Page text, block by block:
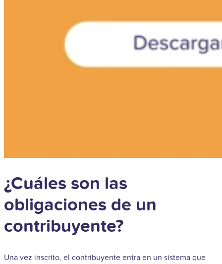
¿Cuáles son las
obligaciones de un
contribuyente?
Una vez inscrito, el contribuyente entra en un sistema que